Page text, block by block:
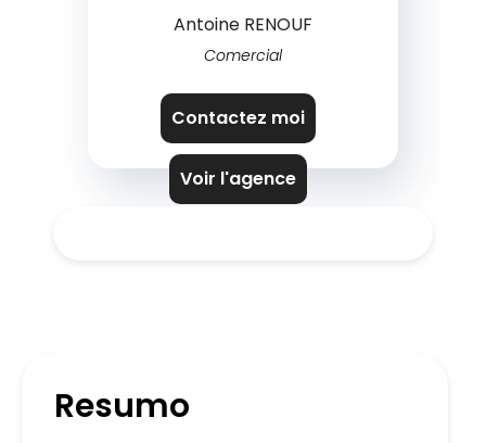
Antoine RENOUF
Comercial
Contactez moi
Voir l'agence
Resumo